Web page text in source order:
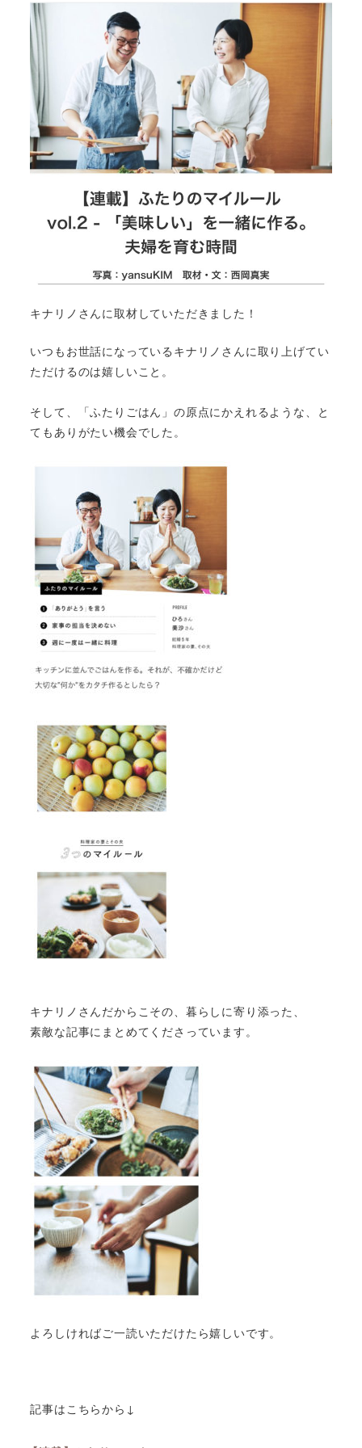
キナリノさんに取材していただきました！
いつもお世話になっているキナリノさんに取り上げてい
ただけるのは嬉しいこと。
そして、「ふたりごはん」の原点にかえれるような、
と
てもありがたい機会でした。
キナリノさんだからこその、暮らしに寄り添った、
素敵な記事にまとめてくださっています。
よろしければご一読いただけたら嬉しいです。
記事はこちらから↓